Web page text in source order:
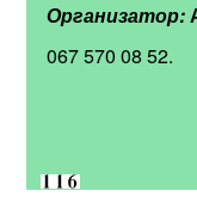
Организатор:
067 570 08 52.